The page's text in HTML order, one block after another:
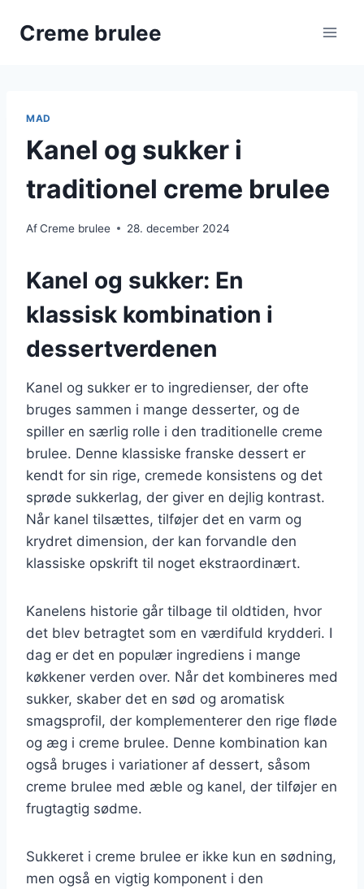
Creme brulee
MAD
Kanel og sukker i
traditionel creme brulee
AfCreme brulee 28. december 2024
Kanel og sukker: En
klassisk kombination i
dessertverdenen
Kanel og sukker er to ingredienser, der ofte
bruges sammen i mange desserter, og de
spiller en særlig rolle i den traditionelle creme
brulee. Denne klassiske franske dessert er
kendt for sin rige, cremede konsistens og det
sprøde sukkerlag, der giver en dejlig kontrast.
Når kanel tilsættes, tilføjer det en varm og
krydret dimension, der kan forvandle den
klassiske opskrift til noget ekstraordinært.
Kanelens historie går tilbage til oldtiden, hvor
det blev betragtet som en værdifuld krydderi. I
dag er det en populær ingrediens i mange
køkkener verden over. Når det kombineres med
sukker, skaber det en sød og aromatisk
smagsprofil, der komplementerer den rige fløde
og æg i creme brulee. Denne kombination kan
også bruges i variationer af dessert, såsom
creme brulee med æble og kanel, der tilføjer en
frugtagtig sødme.
Sukkeret i creme brulee er ikke kun en sødning,
men også en vigtig komponent i den